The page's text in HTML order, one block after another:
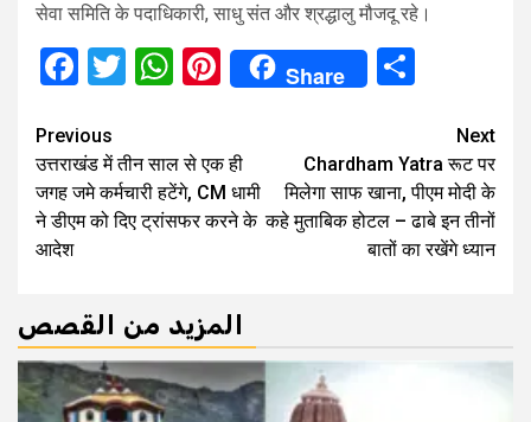
सेवा समिति के पदाधिकारी, साधु संत और श्रद्धालु मौजदू रहे।
Facebook
TwitterWhatsApp
Pinterest
Share
Continue
Reading
Previous
उत्तराखंड में तीन साल से एक ही
जगह जमे कर्मचारी हटेंगे, CM धामी
ने डीएम को दिए ट्रांसफर करने के
आदेश
Next
Chardham Yatra रूट पर
मिलेगा साफ खाना, पीएम मोदी के
कहे मुताबिक होटल – ढाबे इन तीनों
बातों का रखेंगे ध्‍यान
المزيد من القصص